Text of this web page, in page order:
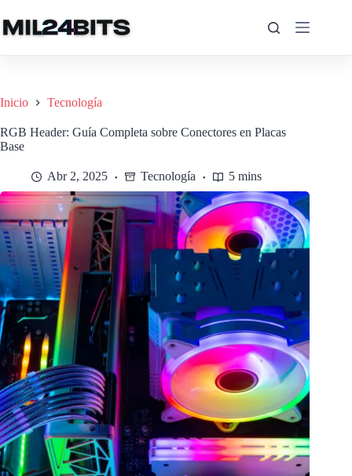
al
contenido
Inicio Tecnología
RGB Header: Guía Completa sobre Conectores en Placas
Base
Abr 2, 2025 Tecnología 5 mins